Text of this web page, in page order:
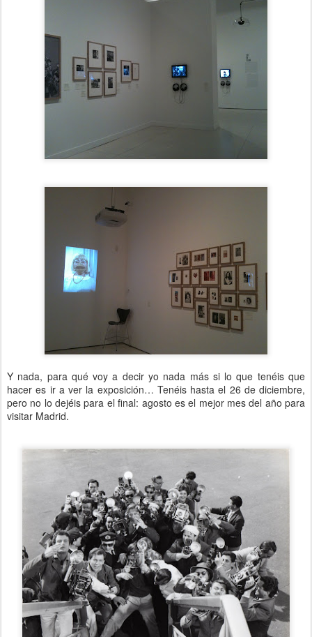
Y nada, para qué voy a decir yo nada más si lo que tenéis que
hacer es ir a ver la exposición… Tenéis hasta el 26 de diciembre,
pero no lo dejéis para el final: agosto es el mejor mes del año para
visitar Madrid.